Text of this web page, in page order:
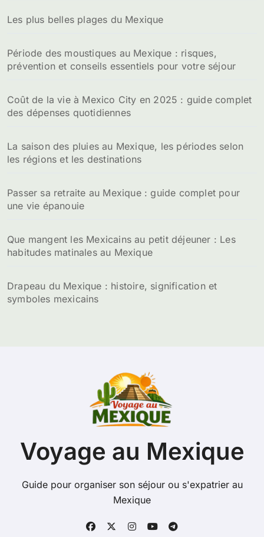
Les plus belles plages du Mexique
Période des moustiques au Mexique : risques,
prévention et conseils essentiels pour votre séjour
Coût de la vie à Mexico City en 2025 : guide complet
des dépenses quotidiennes
La saison des pluies au Mexique, les périodes selon
les régions et les destinations
Passer sa retraite au Mexique : guide complet pour
une vie épanouie
Que mangent les Mexicains au petit déjeuner : Les
habitudes matinales au Mexique
Drapeau du Mexique : histoire, signification et
symboles mexicains
Voyage au Mexique
Guide pour organiser son séjour ou s'expatrier au
Mexique